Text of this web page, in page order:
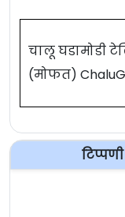
चालू घडामोडी
(मोफत)